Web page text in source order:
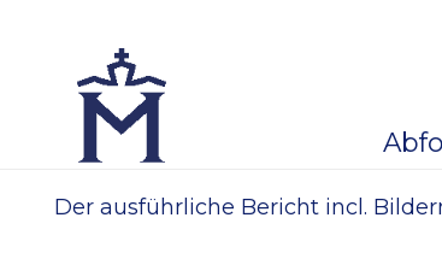
Der ausführliche Bericht incl.